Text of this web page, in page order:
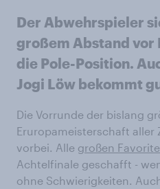
Der Abwehrspieler
großem Abstand vor
die Pole-Position.
Jogi Löw bekommt
Die Vorrunde der bislang
Eruropameisterschaft aller
vorbei. Alle großen
Achtelfinale geschafft -
ohne Schwierigkeiten.